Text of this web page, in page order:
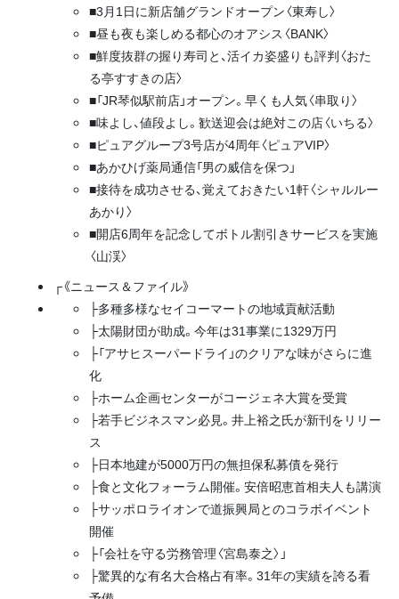
■3月1日に新店舗グランドオープン〈東寿し〉
■昼も夜も楽しめる都心のオアシス〈BANK〉
■鮮度抜群の握り寿司と、活イカ姿盛りも評判〈おた
る亭すすきの店〉
■「JR琴似駅前店」オープン。早くも人気〈串取り〉
■味よし、値段よし。歓送迎会は絶対この店〈いちる〉
■ピュアグループ3号店が4周年〈ピュアVIP〉
■あかひげ薬局通信「男の威信を保つ」
■接待を成功させる、覚えておきたい1軒〈シャルルー
あかり〉
■開店6周年を記念してボトル割引きサービスを実施
〈山渓〉
┌《ニュース＆ファイル》
├多種多様なセイコーマートの地域貢献活動
├太陽財団が助成。今年は31事業に1329万円
├「アサヒスーパードライ」のクリアな味がさらに進
化
├ホーム企画センターがコージェネ大賞を受賞
├若手ビジネスマン必見。井上裕之氏が新刊をリリー
ス
├日本地建が5000万円の無担保私募債を発行
├食と文化フォーラム開催。安倍昭恵首相夫人も講演
├サッポロライオンで道振興局とのコラボイベント
開催
├「会社を守る労務管理〈宮島泰之〉」
├驚異的な有名大合格占有率。31年の実績を誇る看